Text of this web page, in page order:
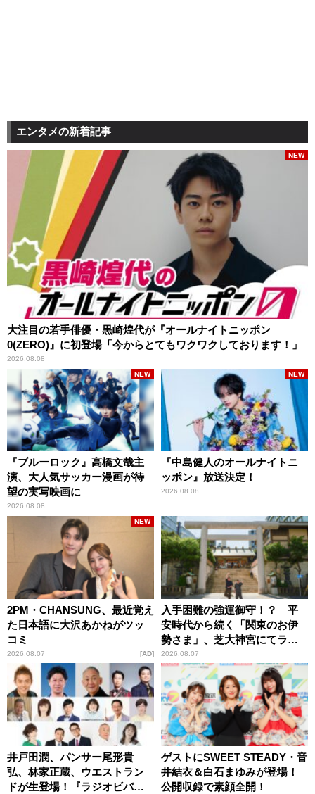
エンタメの新着記事
大注目の若手俳優・黒崎煌代が『オールナイトニッポン
0(ZERO)』に初登場「今からとてもワクワクしております！」
2026.08.08
NEW
『ブルーロック』高橋文哉主
演、大人気サッカー漫画が待
望の実写映画に
2026.08.08
NEW
『中島健人のオールナイトニ
ッポン』放送決定！
2026.08.08
NEW
2PM・CHANSUNG、最近覚え
た日本語に大沢あかねがツッ
コミ
2026.08.07
NEW
AD
入手困難の強運御守！？ 平
安時代から続く「関東のお伊
勢さま」、芝大神宮にてラン
パンプスが合格祈願！
2026.08.07
井戸田潤、パンサー尾形貴
弘、林家正蔵、ウエストラン
ドが生登場！『ラジオビバリ
ゲストにSWEET STEADY・音
井結衣＆白石まゆみが登場！
公開収録で素顔全開！